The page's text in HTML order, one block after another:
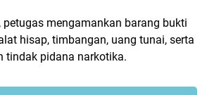
mengamankan barang bukti
hisap, timbangan, uang tunai, serta
tindak pidana narkotika.